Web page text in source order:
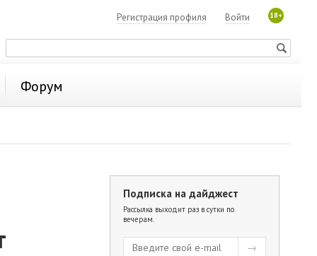
18+
Войти
Регистрация профиля
Форум
Подписка на дайджест
Рассылка выходит раз в сутки по
вечерам.